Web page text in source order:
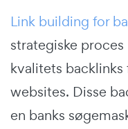
Link building for
strategiske
kvalitets
websites. Disse
en banks